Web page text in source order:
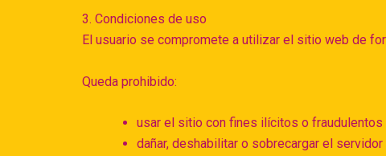
3. Condiciones de uso
El usuario se compromete a utilizar el sitio web de
Queda prohibido:
usar el sitio con fines ilícitos o fraudulentos
dañar, deshabilitar o sobrecargar el servidor